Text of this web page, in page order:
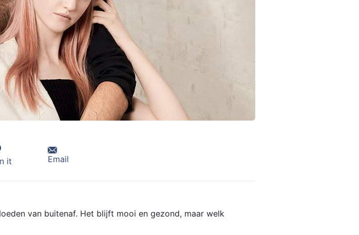
it Email
van buitenaf. Het blijft mooi en gezond, maar welk